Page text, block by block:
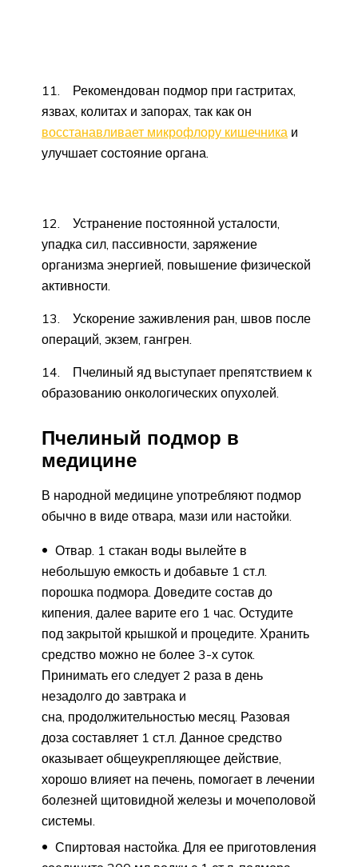
11. Рекомендован подмор при гастритах,
язвах, колитах и запорах, так как он
восстанавливает микрофлору кишечника и
улучшает состояние органа.
12. Устранение постоянной усталости,
упадка сил, пассивности, заряжение
организма энергией, повышение физической
активности.
13. Ускорение заживления ран, швов после
операций, экзем, гангрен.
14. Пчелиный яд выступает препятствием к
образованию онкологических опухолей.
Пчелиный подмор в
медицине
В народной медицине употребляют подмор
обычно в виде отвара, мази или настойки.
Отвар. 1 стакан воды вылейте в
небольшую емкость и добавьте 1 ст.л.
порошка подмора. Доведите состав до
кипения, далее варите его 1 час. Остудите
под закрытой крышкой и процедите. Хранить
средство можно не более 3-х суток.
Принимать его следует 2 раза в день
незадолго до завтрака и
сна, продолжительностью месяц. Разовая
доза составляет 1 ст.л. Данное средство
оказывает общеукрепляющее действие,
хорошо влияет на печень, помогает в лечении
болезней щитовидной железы и мочеполовой
системы.
Спиртовая настойка. Для ее приготовления